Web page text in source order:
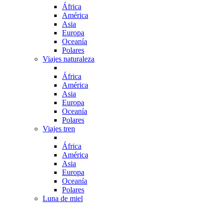
África
América
Asia
Europa
Oceanía
Polares
Viajes naturaleza
África
América
Asia
Europa
Oceanía
Polares
Viajes tren
África
América
Asia
Europa
Oceanía
Polares
Luna de miel